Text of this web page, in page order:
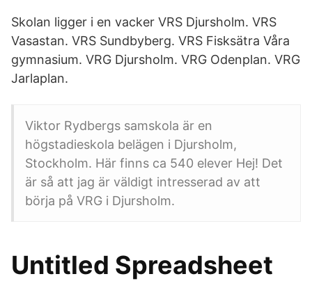
Skolan ligger i en vacker VRS Djursholm. VRS
Vasastan. VRS Sundbyberg. VRS Fisksätra Våra
gymnasium. VRG Djursholm. VRG Odenplan. VRG
Jarlaplan.
Viktor Rydbergs samskola är en
högstadieskola belägen i Djursholm,
Stockholm. Här finns ca 540 elever Hej! Det
är så att jag är väldigt intresserad av att
börja på VRG i Djursholm.
Untitled Spreadsheet